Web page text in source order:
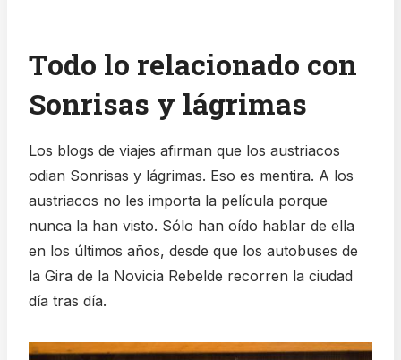
Todo lo relacionado con
Sonrisas y lágrimas
Los blogs de viajes afirman que los austriacos
odian Sonrisas y lágrimas. Eso es mentira. A los
austriacos no les importa la película porque
nunca la han visto. Sólo han oído hablar de ella
en los últimos años, desde que los autobuses de
la Gira de la Novicia Rebelde recorren la ciudad
día tras día.